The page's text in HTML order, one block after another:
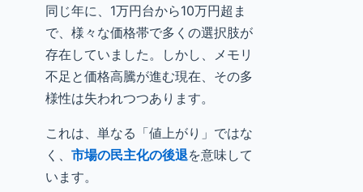
同じ年に、1万円台から10万円超ま
で、様々な価格帯で多くの選択肢が
存在していました。しかし、メモリ
不足と価格高騰が進む現在、その多
様性は失われつつあります。
これは、単なる「値上がり」ではな
く、 市場の民主化の後退を意味して
います。